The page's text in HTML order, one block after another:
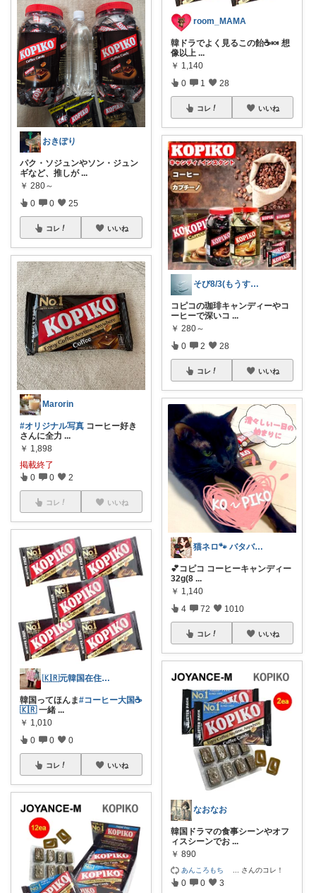
おきぽり
パク・ソジュンやソン・ジュン
ギなど、推しが ...
￥ 280～
0 0 25
コレ いいね
Marorin
#オリジナル写真 コーヒー好き
さんに全力 ...
￥ 1,898
掲載終了
0 0 2
コレ いいね
🇰🇷元韓国在住｜韓国好き集まれ!!
韓国ってほんま#コーヒー大国☕️
🇰🇷一緒 ...
￥ 1,010
0 0 0
コレ いいね
room_MAMA
韓ドラでよく見るこの飴☕️🍬 想
像以上 ...
￥ 1,140
0 1 28
コレ いいね
そび8/3(もうすぐ暑いマラソン開幕
コピコの珈琲キャンディーやコ
ーヒーで深いコ ...
￥ 280～
0 2 28
コレ いいね
猫ネロ🐾 バタバタで🙏中々来れないの
💕コピコ コーヒーキャンディー
32g(8 ...
￥ 1,140
4 72 1010
コレ いいね
なおなお
韓国ドラマの食事シーンやオフ
ィスシーンでお ...
￥ 890
あんころもち さんのコレ！
0 0 3